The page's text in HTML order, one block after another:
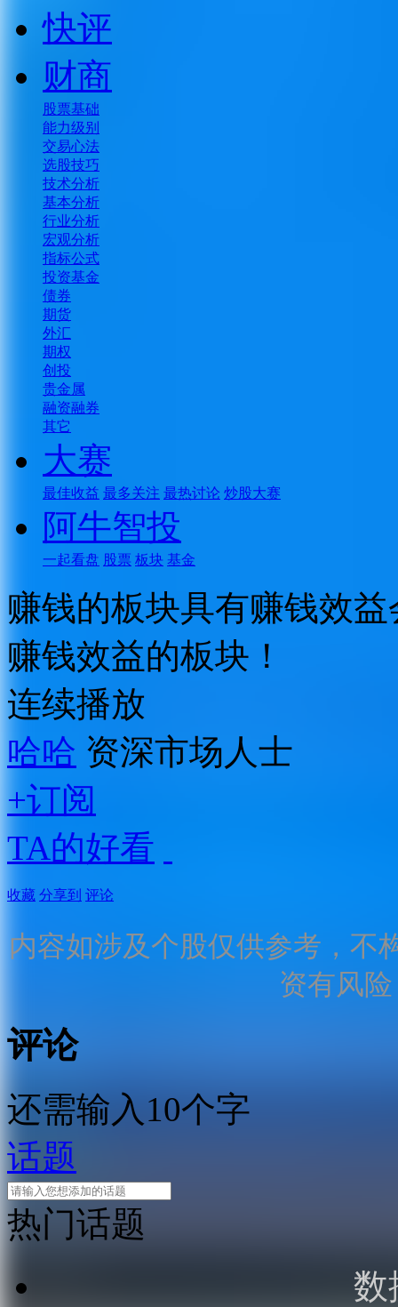
快评
财商
股票基础
能力级别
交易心法
选股技巧
技术分析
基本分析
行业分析
宏观分析
指标公式
投资基金
债券
期货
外汇
期权
创投
贵金属
融资融券
其它
大赛
最佳收益 最多关注 最热讨论 炒股大赛
阿牛智投
一起看盘 股票 板块 基金
赚钱的板块具有赚钱效
赚钱效益的板块！
连续播放
哈哈 资深市场人士
+订阅
TA的好看
收藏 分享到 评论
内容如涉及个股仅供参考，不
资有风
评论
还需输入10个字
话题
热门话题
数